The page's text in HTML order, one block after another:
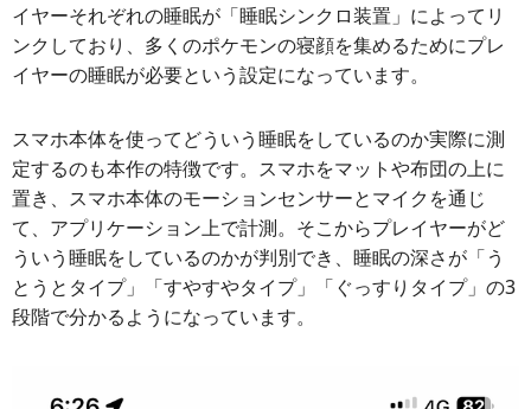
イヤーそれぞれの睡眠が「睡眠シンクロ装置」によってリ
ンクしており、多くのポケモンの寝顔を集めるためにプレ
イヤーの睡眠が必要という設定になっています。
スマホ本体を使ってどういう睡眠をしているのか実際に測
定するのも本作の特徴です。スマホをマットや布団の上に
置き、スマホ本体のモーションセンサーとマイクを通じ
て、アプリケーション上で計測。そこからプレイヤーがど
ういう睡眠をしているのかが判別でき、睡眠の深さが「う
とうとタイプ」「すやすやタイプ」「ぐっすりタイプ」の3
段階で分かるようになっています。